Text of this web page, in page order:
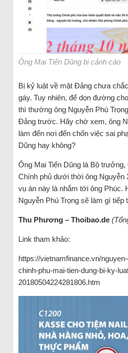
Ông Mai Tiến Dũng bị cảnh cáo
Bị kỷ luật về mặt Đảng chưa
gáy. Tuy nhiên, để dọn đường
thì thường ông Nguyễn Phú
Đảng trước. Hãy chờ xem, ông
làm đến nơi đến chốn việc sai
Dũng hay không?
Ông Mai Tiến Dũng là Bộ trưởng,
Chính phủ dưới thời ông Nguyễn
vụ án này là nhắm tới ông Phúc.
Nguyễn Phú Trọng sẽ làm gì tiếp
Thu Phương – Thoibao.de
Link tham khảo:
https://vietnamfinance.vn/
chinh-phu-mai-tien-dung-bi-ky-
20180504224281806.htm